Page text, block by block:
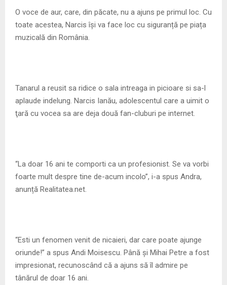
E
U
O voce de aur, care, din păcate, nu a ajuns pe primul loc. Cu
toate acestea, Narcis își va face loc cu siguranță pe piața
muzicală din România.
Tanarul a reusit sa ridice o sala intreaga in picioare si sa-l
aplaude indelung. Narcis Ianău, adolescentul care a uimit o
ţară cu vocea sa are deja două fan-cluburi pe internet.
“La doar 16 ani te comporti ca un profesionist. Se va vorbi
foarte mult despre tine de-acum incolo”, i-a spus Andra,
anunță Realitatea.net.
“Esti un fenomen venit de nicaieri, dar care poate ajunge
oriunde!” a spus Andi Moisescu. Până și Mihai Petre a fost
impresionat, recunoscând că a ajuns să îl admire pe
tânărul de doar 16 ani.